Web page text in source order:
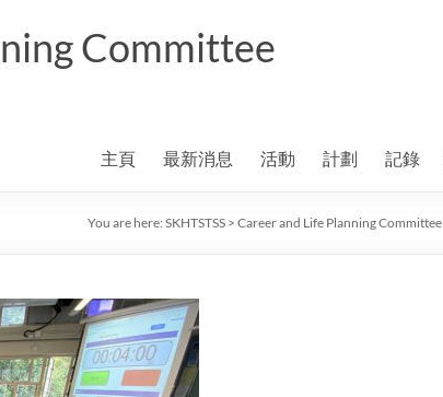
Committee
主頁 最新消息 活動 計劃 記錄
You are here: SKHTSTSS > Career and Life Planning Committee